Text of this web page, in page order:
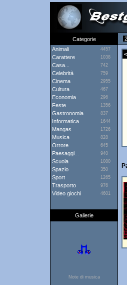
Categorie
Animali
4457
Carattere 1038
Casa... 742
Celebrità 759
Cinema 2955
Cultura 467
Economia 296
Feste 1356
Gastronomia 837
Informatica 1644
Mangas 1726
Musica 828
Orrore 645
Paesaggi... 940
Scuola 1080
Spazio 350
Sport 1265
Trasporto 976
Video giochi 4601
Gallerie
Note di musica